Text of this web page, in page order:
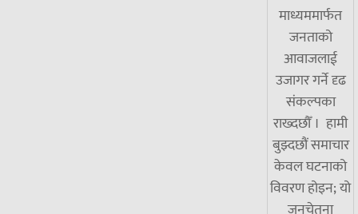
माध्यममार्फत
जनताको
आवाजलाई
उजागर गर्ने दृढ
संकल्पका
राख्दछौँ । हामी
बुझ्दछौं समाचार
केवल घटनाको
विवरण होइन; यो